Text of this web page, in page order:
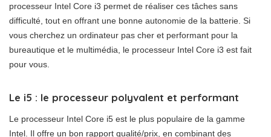
processeur Intel Core i3 permet de réaliser ces tâches sans
difficulté, tout en offrant une bonne autonomie de la batterie. Si
vous cherchez un ordinateur pas cher et performant pour la
bureautique et le multimédia, le processeur Intel Core i3 est fait
pour vous.
Le i5 : le processeur polyvalent et performant
Le processeur Intel Core i5 est le plus populaire de la gamme
Intel. Il offre un bon rapport qualité/prix, en combinant des